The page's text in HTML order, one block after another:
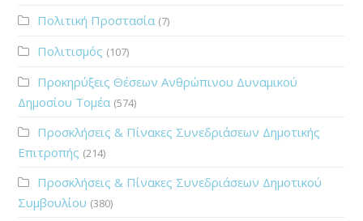
Πολιτική Προστασία (7)
Πολιτισμός (107)
Προκηρύξεις Θέσεων Ανθρώπινου Δυναμικού
Δημοσίου Τομέα (574)
Προσκλήσεις & Πίνακες Συνεδριάσεων Δημοτικής
Επιτροπής (214)
Προσκλήσεις & Πίνακες Συνεδριάσεων Δημοτικού
Συμβουλίου (380)